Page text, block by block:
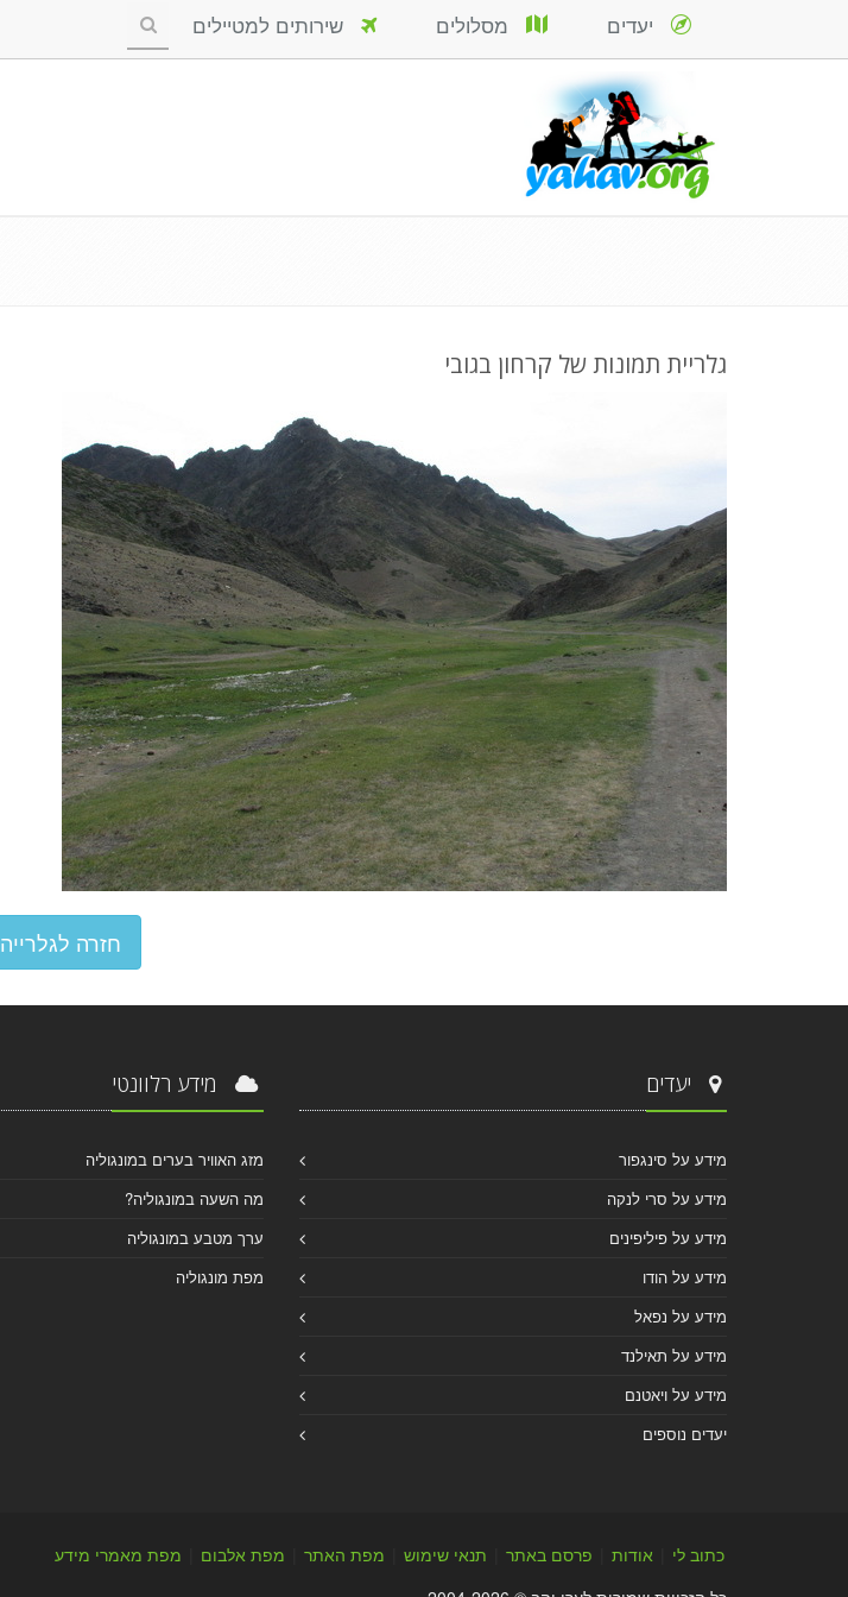
יעדים מסלולים שירותים למטיילים
גלריית תמונות של קרחון בגובי
חזרה לגלרייה
יעדים
מידע על סינגפור
מידע על סרי לנקה
מידע על פיליפינים
מידע על הודו
מידע על נפאל
מידע על תאילנד
מידע על ויאטנם
יעדים נוספים
מידע רלוונטי
מזג האוויר בערים במונגוליה
מה השעה במונגוליה?
ערך מטבע במונגוליה
מפת מונגוליה
כתוב לי אודות פרסם באתר תנאי שימוש מפת האתר מפת אלבום
מפת מאמרי מידע